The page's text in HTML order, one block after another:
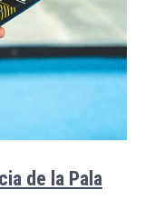
de la Pala